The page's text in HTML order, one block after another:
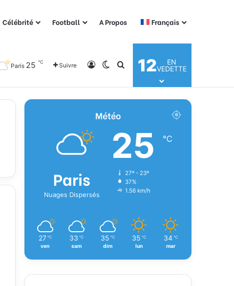
Célébrité Football A Propos Français
Paris 25 ℃ Suivre ConnexionSwitch skin
Rechercher
12
EN
VEDETTE
Météo
Paris
Nuages Dispersés
25 ℃
27º - 23º
37%
1.56 km/h
27 ℃
ven
33 ℃
sam
35 ℃
dim
35 ℃
lun
34 ℃
mar